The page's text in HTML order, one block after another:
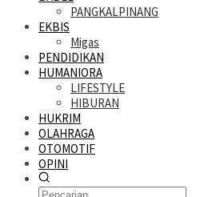
PANGKALPINANG
EKBIS
Migas
PENDIDIKAN
HUMANIORA
LIFESTYLE
HIBURAN
HUKRIM
OLAHRAGA
OTOMOTIF
OPINI